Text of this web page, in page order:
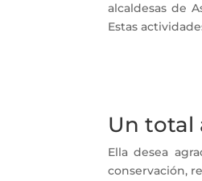
alcaldesas de
Estas
Un total
Ella desea
conservación,